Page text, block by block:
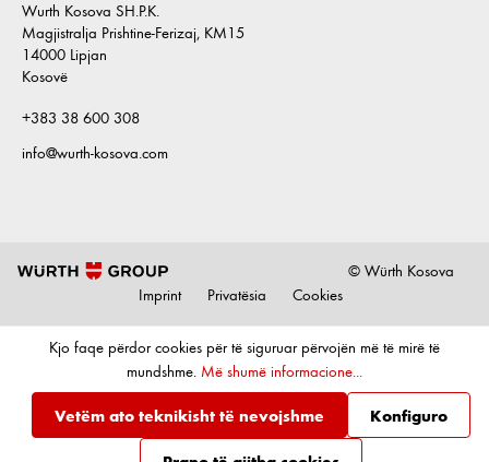
Wurth Kosova SH.P.K.
Magjistralja Prishtine-Ferizaj, KM15
14000 Lipjan
Kosovë
+383 38 600 308
info@wurth-kosova.com
© Würth Kosova
Imprint
Privatësia Cookies
Kjo faqe përdor cookies për të siguruar përvojën më të mirë të
mundshme. Më shumë informacione...
Vetëm ato teknikisht të nevojshme Konfiguro